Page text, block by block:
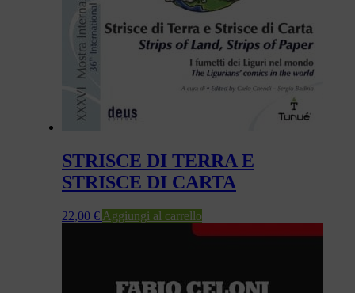
STRISCE DI TERRA E
STRISCE DI CARTA
22,00 € Aggiungi al carrello